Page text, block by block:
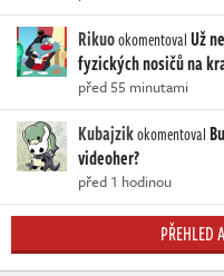
RikuookomentovalUž
fyzických nosičů na
před 55 minutami
Kubajzikokomentoval
videoher?
před 1 hodinou
PŘEHLED